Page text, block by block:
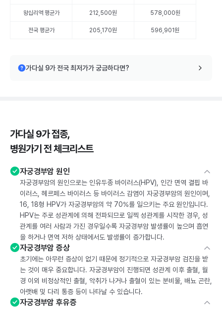
왕십리역평균가 212,500원 578,000원
전국 평균가 205,170원 596,901원
가다실 9가 전국 최저가가 궁금하다면?
가다실 9가 접종,
병원가기 전 체크리스트
자궁경부암 원인
자궁경부암의 원인으로는 인유두종 바이러스(HPV), 인간 면역 결핍 바
이러스, 헤르페스 바이러스 등 바이러스 감염이 자궁경부암의 원인이며,
16, 18형 HPV가 자궁경부암의 약 70%를 일으키는 주요 원인입니다.
HPV는 주로 성관계에 의해 전파되므로 일찍 성관계를 시작한 경우, 성
관계를 여러 사람과 가진 경우일수록 자궁경부암 발생률이 높으며 흡연
을 하거나 면역 저하 상태에서도 발생률이 증가합니다.
자궁경부암 증상
초기에는 아무런 증상이 없기 때문에 정기적으로 자궁경부암 검진을 받
는 것이 매우 중요합니다. 자궁경부암이 진행되면 성관계 이후 출혈, 월
경 이외 비정상적인 출혈, 악취가 나거나 출혈이 있는 분비물, 배뇨 곤란,
아랫배 및 다리 통증 등이 나타날 수 있습니다.
자궁경부암 후유증